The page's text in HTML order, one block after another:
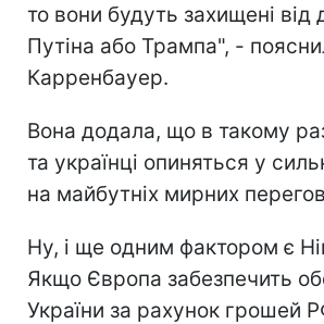
то вони будуть захищені від
Путіна або Трампа", -
Карренбауер.
Вона додала, що в такому
та українці опиняться у
на майбутніх мирних
Ну, і ще одним фактором є
Якщо Європа забезпечить
України за рахунок грошей